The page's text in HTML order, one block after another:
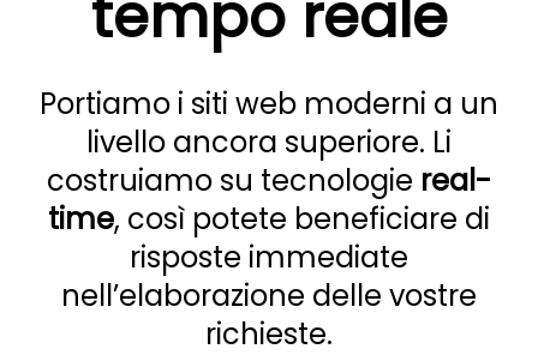
tempo reale
Portiamo i siti web moderni a un
livello ancora superiore. Li
costruiamo su tecnologie real-
time, così potete beneficiare di
risposte immediate
nell’elaborazione delle vostre
richieste.